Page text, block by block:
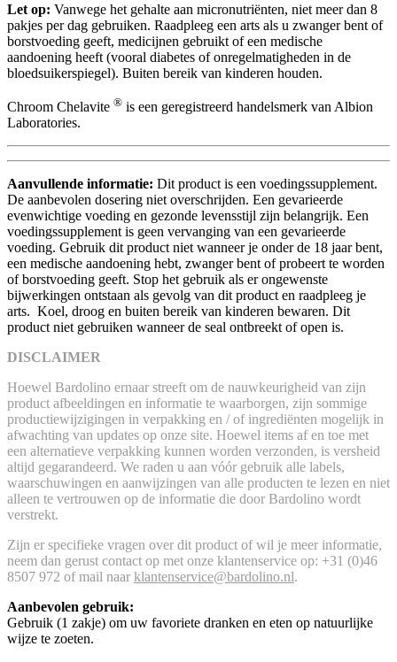
Let op: Vanwege het gehalte aan micronutriënten, niet meer dan 8
pakjes per dag gebruiken. Raadpleeg een arts als u zwanger bent of
borstvoeding geeft, medicijnen gebruikt of een medische
aandoening heeft (vooral diabetes of onregelmatigheden in de
bloedsuikerspiegel). Buiten bereik van kinderen houden.
Chroom Chelavite ® is een geregistreerd handelsmerk van Albion
Laboratories.
Aanvullende informatie: Dit product is een voedingssupplement.
De aanbevolen dosering niet overschrijden. Een gevarieerde
evenwichtige voeding en gezonde levensstijl zijn belangrijk. Een
voedingssupplement is geen vervanging van een gevarieerde
voeding. Gebruik dit product niet wanneer je onder de 18 jaar bent,
een medische aandoening hebt, zwanger bent of probeert te worden
of borstvoeding geeft. Stop het gebruik als er ongewenste
bijwerkingen ontstaan als gevolg van dit product en raadpleeg je
arts. Koel, droog en buiten bereik van kinderen bewaren. Dit
product niet gebruiken wanneer de seal ontbreekt of open is.
DISCLAIMER
Hoewel Bardolino ernaar streeft om de nauwkeurigheid van zijn
product afbeeldingen en informatie te waarborgen, zijn sommige
productiewijzigingen in verpakking en / of ingrediënten mogelijk in
afwachting van updates op onze site. Hoewel items af en toe met
een alternatieve verpakking kunnen worden verzonden, is versheid
altijd gegarandeerd. We raden u aan vóór gebruik alle labels,
waarschuwingen en aanwijzingen van alle producten te lezen en niet
alleen te vertrouwen op de informatie die door Bardolino wordt
verstrekt.
Zijn er specifieke vragen over dit product of wil je meer informatie,
neem dan gerust contact op met onze klantenservice op: +31 (0)46
8507 972 of mail naar klantenservice@bardolino.nl.
Aanbevolen gebruik:
Gebruik (1 zakje) om uw favoriete dranken en eten op natuurlijke
wijze te zoeten.